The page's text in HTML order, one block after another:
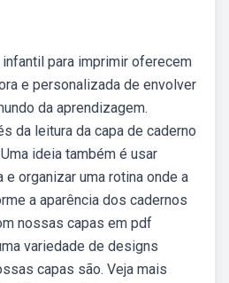
para imprimir oferecem
e personalizada de envolver
da aprendizagem.
da leitura da capa de caderno
ideia também é usar
e organizar uma rotina onde a
a aparência dos cadernos
nossas capas em pdf
variedade de designs
capas são. Veja mais